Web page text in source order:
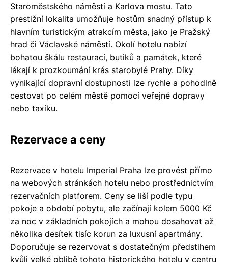
Staroměstského náměstí a Karlova mostu. Tato
prestižní lokalita umožňuje hostům snadný přístup k
hlavním turistickým atrakcím města, jako je Pražský
hrad či Václavské náměstí. Okolí hotelu nabízí
bohatou škálu restaurací, butiků a památek, které
lákají k prozkoumání krás starobylé Prahy. Díky
vynikající dopravní dostupnosti lze rychle a pohodlně
cestovat po celém městě pomocí veřejné dopravy
nebo taxíku.
Rezervace a ceny
Rezervace v hotelu Imperial Praha lze provést přímo
na webových stránkách hotelu nebo prostřednictvím
rezervačních platforem. Ceny se liší podle typu
pokoje a období pobytu, ale začínají kolem 5000 Kč
za noc v základních pokojích a mohou dosahovat až
několika desítek tisíc korun za luxusní apartmány.
Doporučuje se rezervovat s dostatečným předstihem
kvůli velké oblibě tohoto historického hotelu v centru